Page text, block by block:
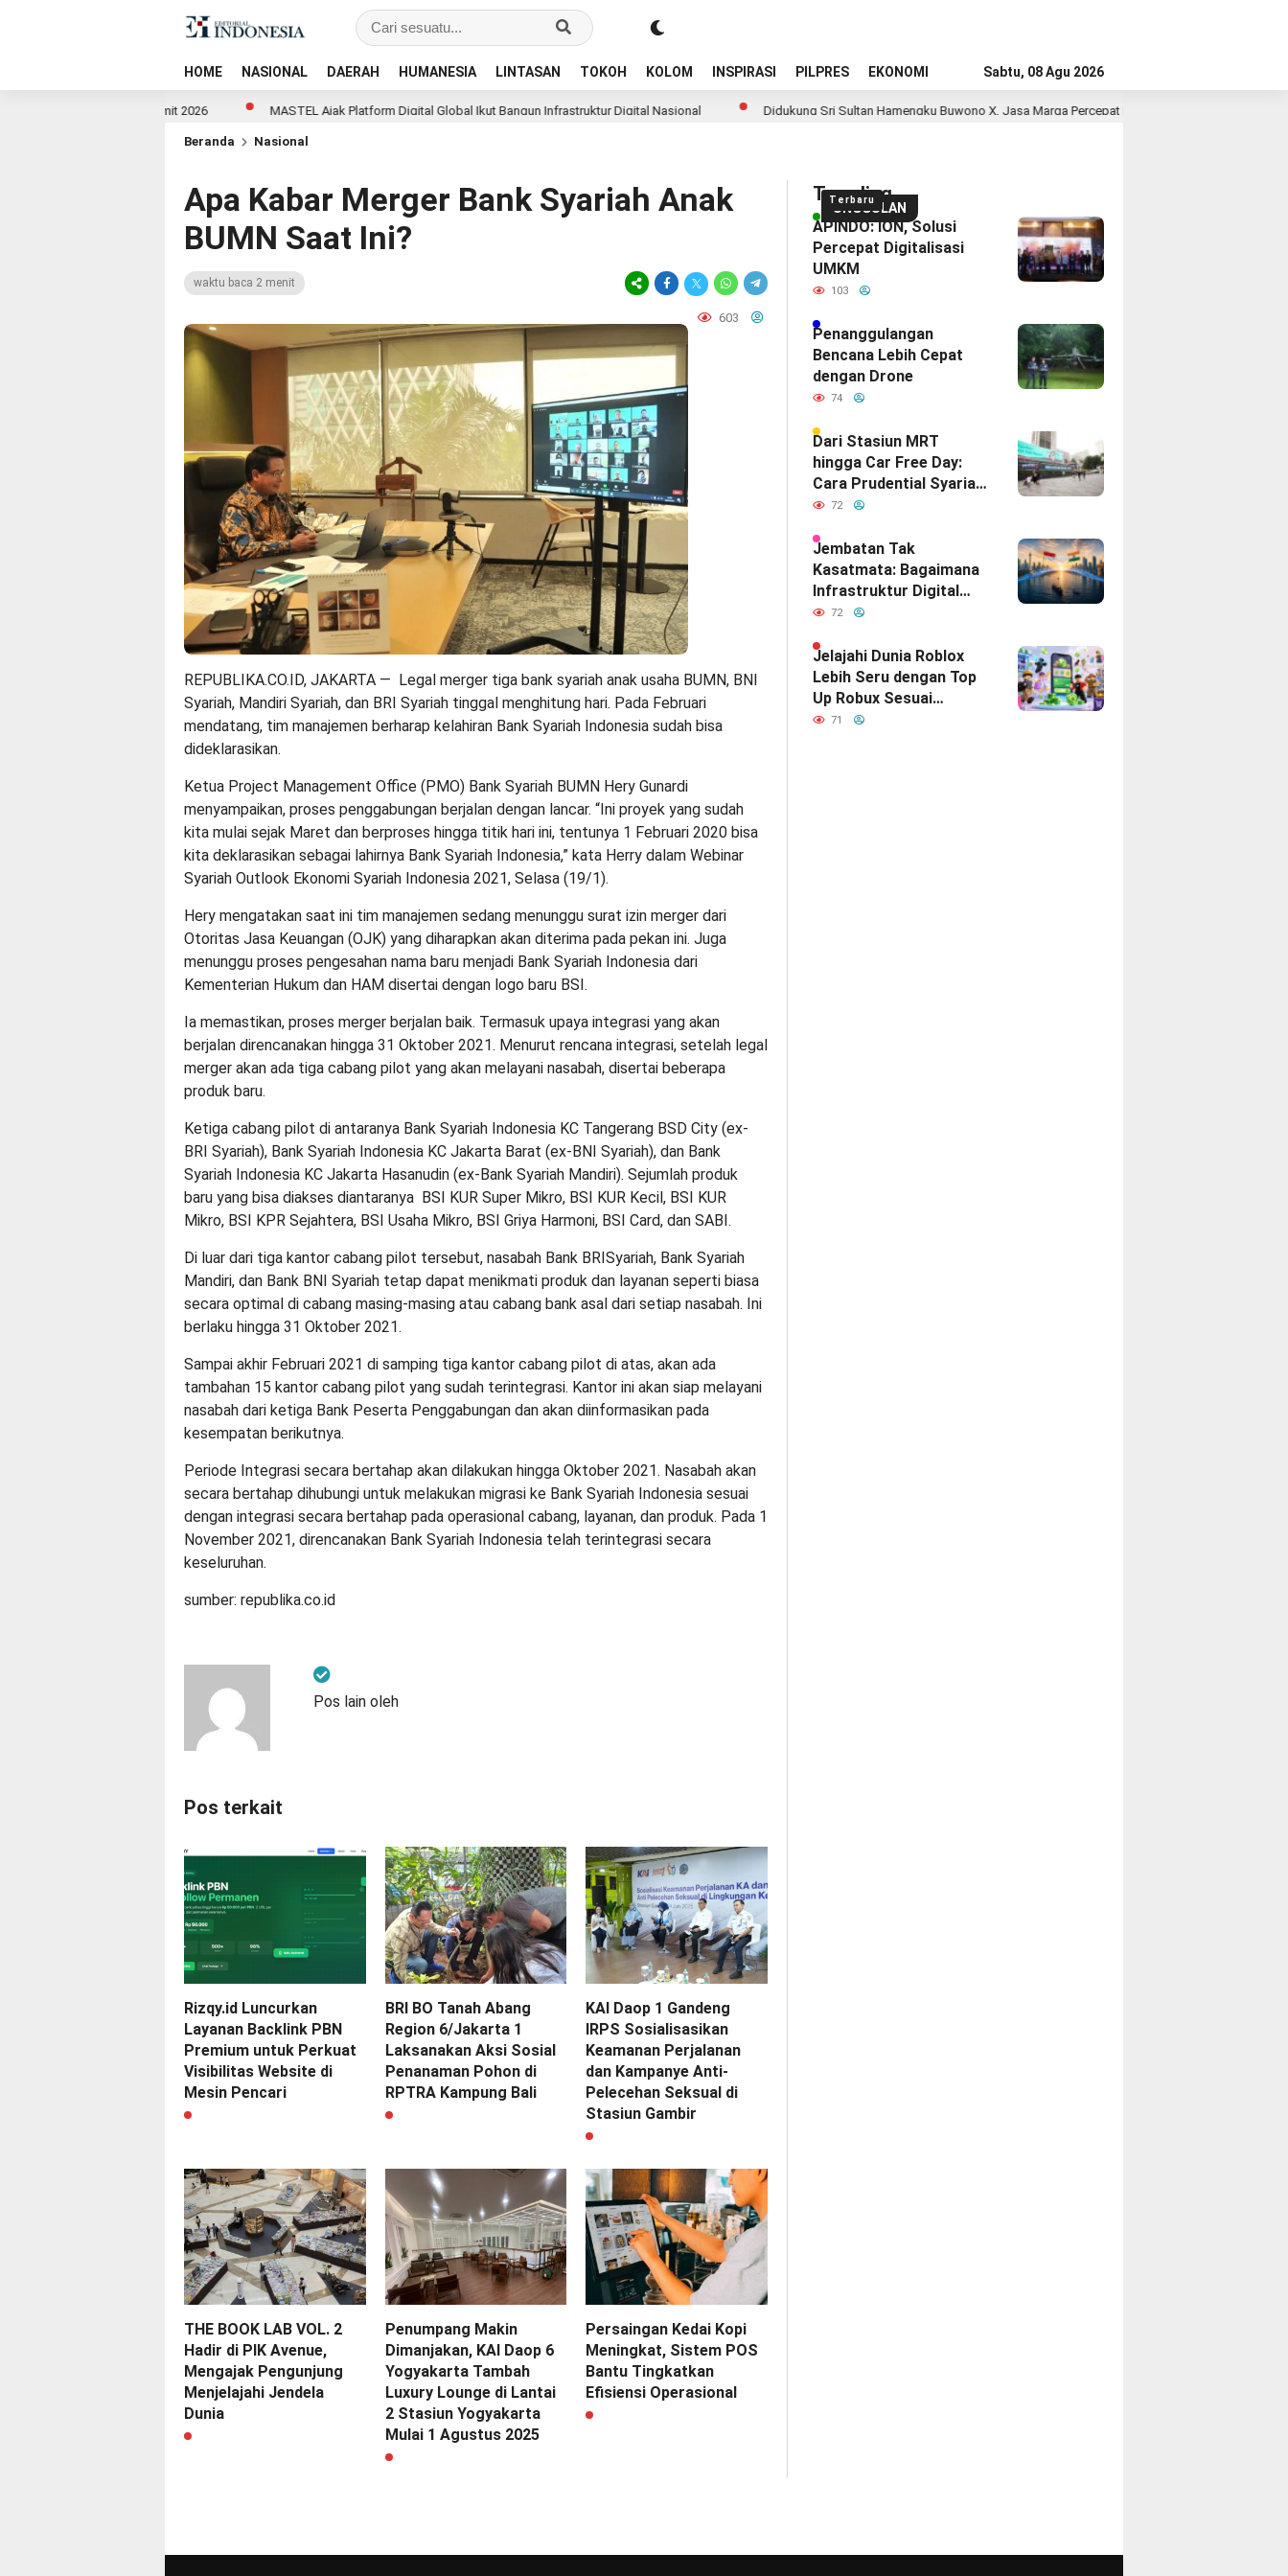
HOME NASIONAL DAERAH HUMANESIA LINTASAN TOKOH KOLOM INSPIRASI PILPRES EKONOMI Sabtu, 08 Agu 2026
MASTEL Ajak Platform Digital Global Ikut Bangun Infrastruktur Digital Nasional Didukung Sri Sultan Hamengku Buwono X, Jasa Marga Percepat Pengembangan Akses Bokoharjo Tol
Beranda Nasional
Apa Kabar Merger Bank Syariah Anak
BUMN Saat Ini?
waktu baca 2 menit
603
REPUBLIKA.CO.ID, JAKARTA — Legal merger tiga bank syariah anak usaha BUMN, BNI
Syariah, Mandiri Syariah, dan BRI Syariah tinggal menghitung hari. Pada Februari
mendatang, tim manajemen berharap kelahiran Bank Syariah Indonesia sudah bisa
dideklarasikan.
Ketua Project Management Office (PMO) Bank Syariah BUMN Hery Gunardi
menyampaikan, proses penggabungan berjalan dengan lancar. “Ini proyek yang sudah
kita mulai sejak Maret dan berproses hingga titik hari ini, tentunya 1 Februari 2020 bisa
kita deklarasikan sebagai lahirnya Bank Syariah Indonesia,” kata Herry dalam Webinar
Syariah Outlook Ekonomi Syariah Indonesia 2021, Selasa (19/1).
Hery mengatakan saat ini tim manajemen sedang menunggu surat izin merger dari
Otoritas Jasa Keuangan (OJK) yang diharapkan akan diterima pada pekan ini. Juga
menunggu proses pengesahan nama baru menjadi Bank Syariah Indonesia dari
Kementerian Hukum dan HAM disertai dengan logo baru BSI.
Ia memastikan, proses merger berjalan baik. Termasuk upaya integrasi yang akan
berjalan direncanakan hingga 31 Oktober 2021. Menurut rencana integrasi, setelah legal
merger akan ada tiga cabang pilot yang akan melayani nasabah, disertai beberapa
produk baru.
Ketiga cabang pilot di antaranya Bank Syariah Indonesia KC Tangerang BSD City (ex-
BRI Syariah), Bank Syariah Indonesia KC Jakarta Barat (ex-BNI Syariah), dan Bank
Syariah Indonesia KC Jakarta Hasanudin (ex-Bank Syariah Mandiri). Sejumlah produk
baru yang bisa diakses diantaranya BSI KUR Super Mikro, BSI KUR Kecil, BSI KUR
Mikro, BSI KPR Sejahtera, BSI Usaha Mikro, BSI Griya Harmoni, BSI Card, dan SABI.
Di luar dari tiga kantor cabang pilot tersebut, nasabah Bank BRISyariah, Bank Syariah
Mandiri, dan Bank BNI Syariah tetap dapat menikmati produk dan layanan seperti biasa
secara optimal di cabang masing-masing atau cabang bank asal dari setiap nasabah. Ini
berlaku hingga 31 Oktober 2021.
Sampai akhir Februari 2021 di samping tiga kantor cabang pilot di atas, akan ada
tambahan 15 kantor cabang pilot yang sudah terintegrasi. Kantor ini akan siap melayani
nasabah dari ketiga Bank Peserta Penggabungan dan akan diinformasikan pada
kesempatan berikutnya.
Periode Integrasi secara bertahap akan dilakukan hingga Oktober 2021. Nasabah akan
secara bertahap dihubungi untuk melakukan migrasi ke Bank Syariah Indonesia sesuai
dengan integrasi secara bertahap pada operasional cabang, layanan, dan produk. Pada 1
November 2021, direncanakan Bank Syariah Indonesia telah terintegrasi secara
keseluruhan.
sumber: republika.co.id
Pos lain oleh
Pos terkait
Rizqy.id Luncurkan
Layanan Backlink PBN
Premium untuk Perkuat
Visibilitas Website di
Mesin Pencari
BRI BO Tanah Abang
Region 6/Jakarta 1
Laksanakan Aksi Sosial
Penanaman Pohon di
RPTRA Kampung Bali
KAI Daop 1 Gandeng
IRPS Sosialisasikan
Keamanan Perjalanan
dan Kampanye Anti-
Pelecehan Seksual di
Stasiun Gambir
THE BOOK LAB VOL. 2
Hadir di PIK Avenue,
Mengajak Pengunjung
Menjelajahi Jendela
Dunia
Penumpang Makin
Dimanjakan, KAI Daop 6
Yogyakarta Tambah
Luxury Lounge di Lantai
2 Stasiun Yogyakarta
Mulai 1 Agustus 2025
Persaingan Kedai Kopi
Meningkat, Sistem POS
Bantu Tingkatkan
Efisiensi Operasional
UNGGULAN
Terbaru
Trending
APINDO: ION, Solusi
Percepat Digitalisasi
UMKM
103
Penanggulangan
Bencana Lebih Cepat
dengan Drone
74
Dari Stasiun MRT
hingga Car Free Day:
Cara Prudential Syariah
Merayakan yang Nomor
Indonesia
72
Jembatan Tak
Kasatmata: Bagaimana
Infrastruktur Digital
Diam-Diam
Hubungan Indonesia–
India
72
Jelajahi Dunia Roblox
Lebih Seru dengan Top
Up Robux Sesuai
Kebutuhan
71